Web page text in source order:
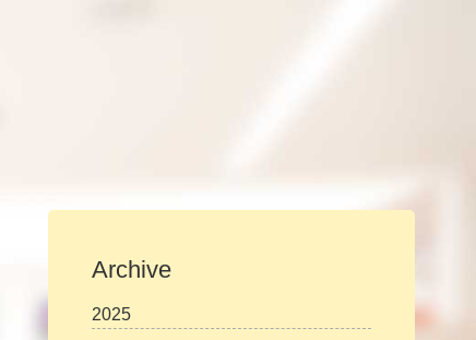
Archive
2025